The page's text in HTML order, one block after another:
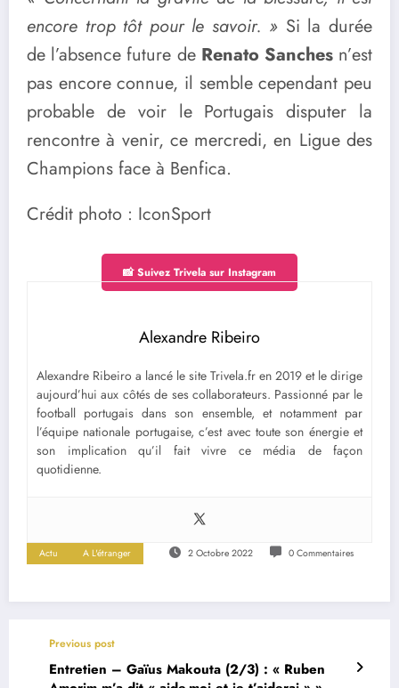
encore trop tôt pour le savoir. » Si la durée
de l’absence future de Renato Sanchesn’est
pas encore connue, il semble cependant peu
probable de voir le Portugais disputer la
rencontre à venir, ce mercredi, en Ligue des
Champions face à Benfica.
Crédit photo : IconSport
📸 Suivez Trivela sur Instagram
Alexandre Ribeiro
Alexandre Ribeiro a lancé le site Trivela.fr en 2019 et le dirige
aujourd’hui aux côtés de ses collaborateurs. Passionné par le
football portugais dans son ensemble, et notamment par
l’équipe nationale portugaise, c’est avec toute son énergie et
son implication qu’il fait vivre ce média de façon
quotidienne.
Actu A L'étranger 2 Octobre 2022 0 Commentaires
Previous post
Entretien – Gaïus Makouta (2/3) : « Ruben